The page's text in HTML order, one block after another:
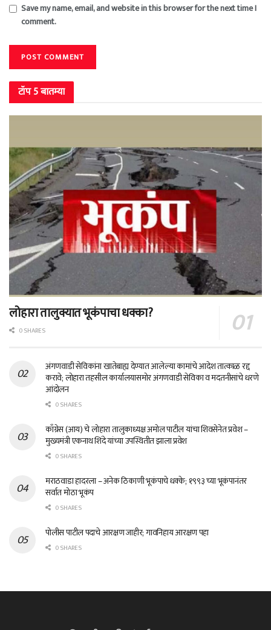
Save my name, email, and website in this browser for the next time I
comment.
टॉप 5 बातम्या
लोहारा तालुक्यात भूकंपाचा धक्का?
0 SHARES
अंगणवाडी सेविकांना खातेबाह्य देण्यात आलेल्या कामांचे आदेश तात्काळ रद्द
करावे; लोहारा तहसील कार्यालयासमोर अंगणवाडी सेविका व मदतनीसांचे धरणे
आंदोलन
0 SHARES
काँग्रेस (आय) चे लोहारा तालुकाध्यक्ष अमोल पाटील यांचा शिवसेनेत प्रवेश –
मुख्यमंत्री एकनाथ शिंदे यांच्या उपस्थितीत झाला प्रवेश
0 SHARES
मराठवाडा हादरला – अनेक ठिकाणी भूकंपाचे धक्के; १९९३ च्या भूकंपानंतर
सर्वात मोठा भूकंप
0 SHARES
पोलीस पाटील पदाचे आरक्षण जाहीर; गावनिहाय आरक्षण पहा
0 SHARES